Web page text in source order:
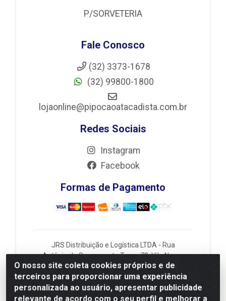
O nosso site coleta cookies próprios e de
terceiros para proporcionar uma experiência
personalizada ao usuário, apresentar publicidade
relevante de acordo com o seu perfil e melhorar a
P/SORVETERIA
Fale Conosco
(32) 3373-1678
(32) 99800-1800
lojaonline@pipocaoatacadista.com.br
Redes Sociais
Instagram
Facebook
Formas de Pagamento
JRS Distribuição e Logística LTDA - Rua
Antônio do Sacramento Torga 70, Vila Nossa
Senhora de Fatima - São João Del Rei/MG -
CEP 36305-334 - CNPJ 66.194.085/0001-02